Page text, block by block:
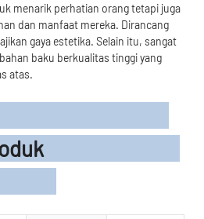
menarik perhatian orang tetapi juga
dan manfaat mereka. Dirancang
gaya estetika. Selain itu, sangat
baku berkualitas tinggi yang
atas.